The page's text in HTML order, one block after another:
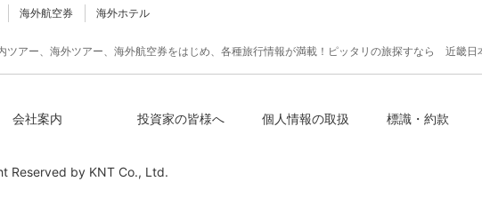
海外航空券 海外ホテル
ツアー、海外ツアー、海外航空券をはじめ、各種旅行情報が満載！ピッタリの旅探すなら 近畿日
会社案内 投資家の皆様へ 個人情報の取扱 標識・約款
Reserved by KNT Co., Ltd.